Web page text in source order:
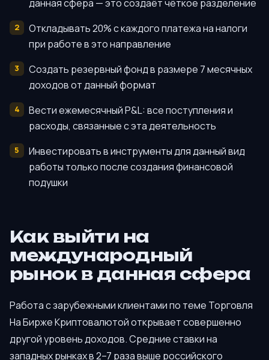
данная сфера — это создаёт чёткое разделение
Откладывать 20% с каждого платежа на налоги
при работе в это направление
Создать резервный фонд в размере 7 месячных
доходов от данный формат
Вести ежемесячный P&L: все поступления и
расходы, связанные с эта деятельность
Инвестировать в инструменты для данный вид
работы только после создания финансовой
подушки
Как выйти на
международный
рынок в данная сфера
Работа с зарубежными клиентами по теме Торговля
На Бирже Криптовалютой открывает совершенно
другой уровень доходов. Средние ставки на
западных рынках в 2–7 раза выше российского